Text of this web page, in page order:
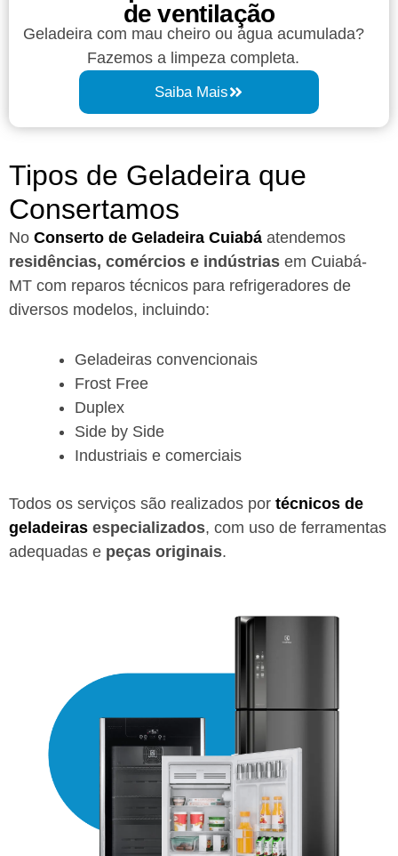
de ventilação
Geladeira com mau cheiro ou água acumulada?
Fazemos a limpeza completa.
Saiba Mais
Tipos de Geladeira que
Consertamos
No Conserto de Geladeira Cuiabá atendemos
residências, comércios e indústrias em Cuiabá-
MT com reparos técnicos para refrigeradores de
diversos modelos, incluindo:
Geladeiras convencionais
Frost Free
Duplex
Side by Side
Industriais e comerciais
Todos os serviços são realizados por técnicos de
geladeiras especializados, com uso de ferramentas
adequadas e peças originais.